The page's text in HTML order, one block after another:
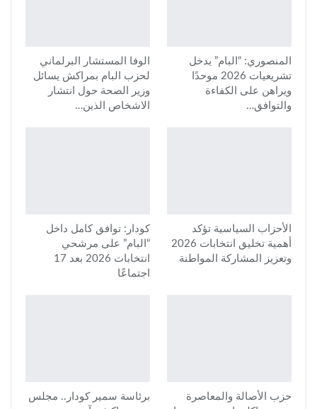
الوفا المستشار البرلماني
لحزب البام بمراكش يسائل
وزير الصحة حول انتشار
الاشخاص الذين…
المنصوري: “البام” يدخل
تشريعيات 2026 موحدًا
ويراهن على الكفاءة
والتوافق…
كودار: توافق كامل داخل
“البام” على مرشحي
انتخابات 2026 بعد 17
اجتماعًا
الأحزاب السياسية تؤكد
أهمية تخليق انتخابات 2026
وتعزيز المشاركة المواطنة
برئاسة سمير كودار.. مجلس
حزب الأصالة والمعاصرة